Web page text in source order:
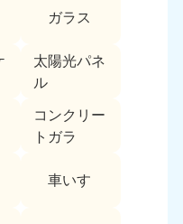
ガラス
太陽光パネ
ル
コンクリー
トガラ
車いす
山口県
〜19:00 年中無休
050-1881-5156